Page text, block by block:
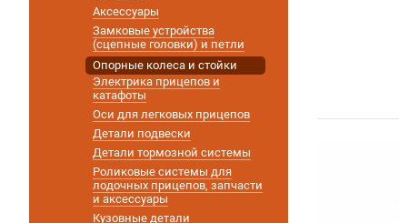
Аксессуары
Замковые устройства
(сцепные головки) и петли
Опорные колеса и стойки
Электрика прицепов и
катафоты
Оси для легковых прицепов
Детали подвески
Детали тормозной системы
Роликовые системы для
лодочных прицепов, запчасти
и аксессуары
Кузовные детали